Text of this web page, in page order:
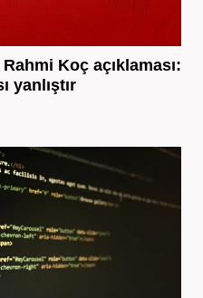
Koç açıklaması:
yanlıştır